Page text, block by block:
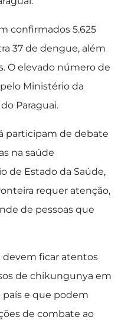
confirmados 5.625
37 de dengue, além
O elevado número de
Ministério da
Paraguai.
participam de debate
na saúde
de Estado da Saúde,
requer atenção,
de pessoas que
devem ficar atentos
de chikungunya em
país e que podem
de combate ao